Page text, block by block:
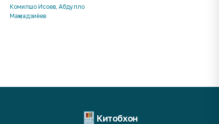
Комилшо Исоев Абдулло
Маҳмадзиёев
Китобхон